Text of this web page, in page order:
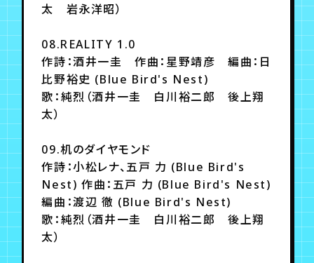
太 岩永洋昭）
08.REALITY 1.0
作詩：酒井一圭 作曲：星野靖彦 編曲：日
比野裕史 (Blue Bird's Nest)
歌：純烈（酒井一圭 白川裕二郎 後上翔
太）
09.机のダイヤモンド
作詩：小松レナ、五戸 力 (Blue Bird's
Nest) 作曲：五戸 力 (Blue Bird's Nest)
編曲：渡辺 徹 (Blue Bird's Nest)
歌：純烈（酒井一圭 白川裕二郎 後上翔
太）